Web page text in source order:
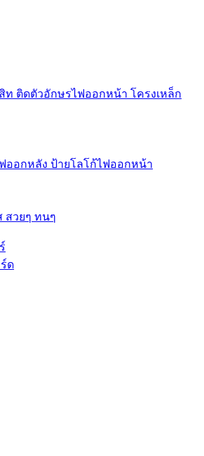
ติดตัวอักษรไฟออกหน้า โครงเหล็ก
ออกหลัง ป้ายโลโก้ไฟออกหน้า
สวยๆ ทนๆ
ด